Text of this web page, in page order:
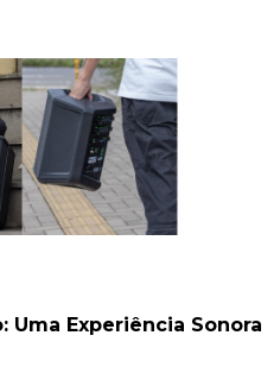
Uma Experiência Sonora